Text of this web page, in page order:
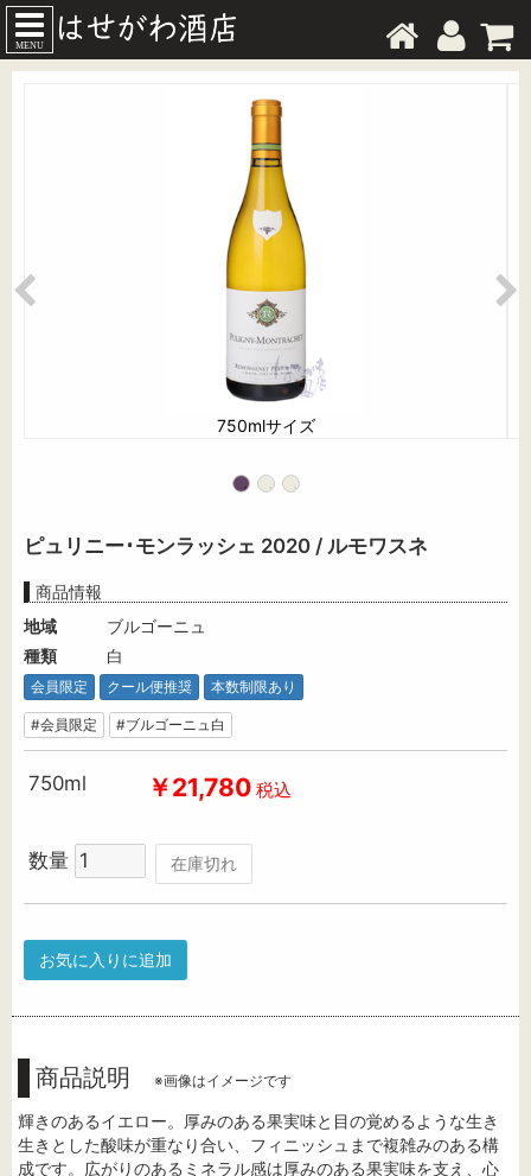
MENU
750mlサイズ
ピュリニー･モンラッシェ 2020 / ルモワスネ
商品情報
地域
ブルゴーニュ
種類
白
会員限定 クール便推奨 本数制限あり
#会員限定 #ブルゴーニュ白
750ml ￥21,780 税込
数量 在庫切れ
お気に入りに追加
商品説明 ※画像はイメージです
輝きのあるイエロー。厚みのある果実味と目の覚めるような生き
生きとした酸味が重なり合い、フィニッシュまで複雑みのある構
成です。広がりのあるミネラル感は厚みのある果実味を支え、心